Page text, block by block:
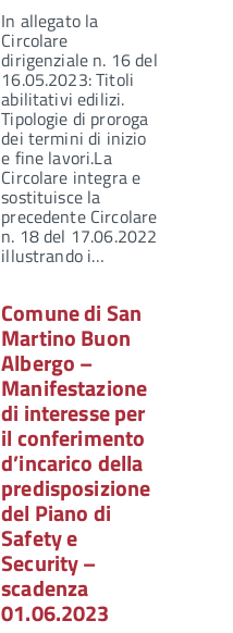
In allegato la
Circolare
dirigenziale n. 16 del
16.05.2023: Titoli
abilitativi edilizi.
Tipologie di proroga
dei termini di inizio
e fine lavori.La
Circolare integra e
sostituisce la
precedente Circolare
n. 18 del 17.06.2022
illustrando i…
Comune di San
Martino Buon
Albergo –
Manifestazione
di interesse per
il conferimento
d’incarico della
predisposizione
del Piano di
Safety e
Security –
scadenza
01.06.2023